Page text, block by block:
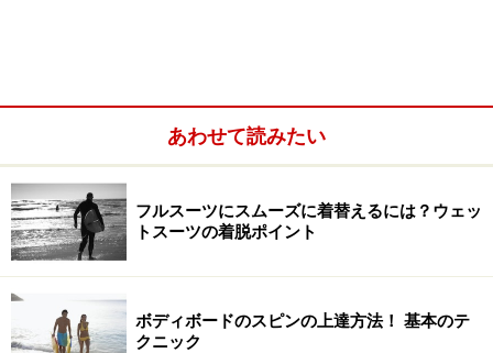
よってボードを操作して波に乗る。ボード自体がそれほ
ど大きくなく推進力がないため、フィンを足につけて行
うのがサーフィンとは違う特徴になっている。上級者に
なると、このフィンを上手に使ってさまざまなコントロ
ールができるようになる。
まずは波に乗ってまっすぐ岸に向かって滑ることからス
タートし、波の横に走り、アップダウンをマスターして
あわせて読みたい
フルスーツにスムーズに着替えるには？ウェッ
トスーツの着脱ポイント
ボディボードのスピンの上達方法！ 基本のテ
クニック